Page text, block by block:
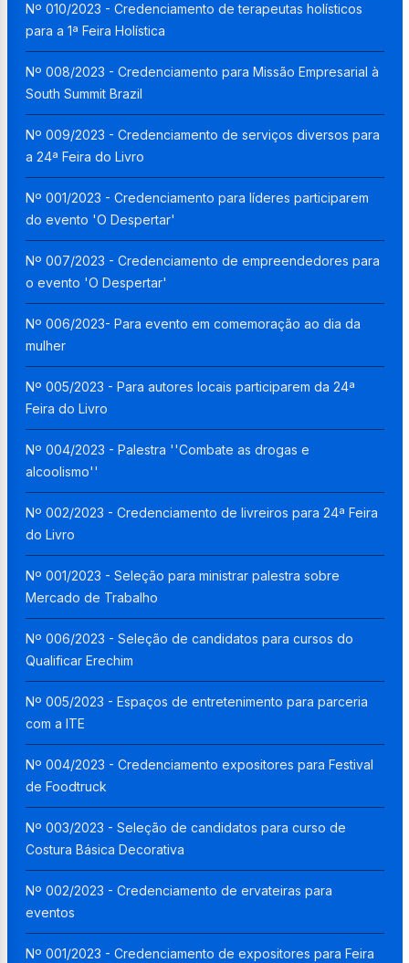
Nº 010/2023 - Credenciamento de terapeutas holísticos
para a 1ª Feira Holística
Nº 008/2023 - Credenciamento para Missão Empresarial à
South Summit Brazil
Nº 009/2023 - Credenciamento de serviços diversos para
a 24ª Feira do Livro
Nº 001/2023 - Credenciamento para líderes participarem
do evento 'O Despertar'
Nº 007/2023 - Credenciamento de empreendedores para
o evento 'O Despertar'
Nº 006/2023- Para evento em comemoração ao dia da
mulher
Nº 005/2023 - Para autores locais participarem da 24ª
Feira do Livro
Nº 004/2023 - Palestra ''Combate as drogas e
alcoolismo''
Nº 002/2023 - Credenciamento de livreiros para 24ª Feira
do Livro
Nº 001/2023 - Seleção para ministrar palestra sobre
Mercado de Trabalho
Nº 006/2023 - Seleção de candidatos para cursos do
Qualificar Erechim
Nº 005/2023 - Espaços de entretenimento para parceria
com a ITE
Nº 004/2023 - Credenciamento expositores para Festival
de Foodtruck
Nº 003/2023 - Seleção de candidatos para curso de
Costura Básica Decorativa
Nº 002/2023 - Credenciamento de ervateiras para
eventos
Nº 001/2023 - Credenciamento de expositores para Feira